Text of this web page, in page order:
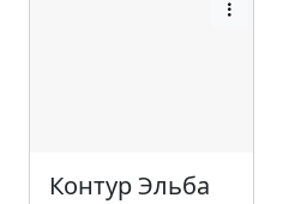
Контур Эльба